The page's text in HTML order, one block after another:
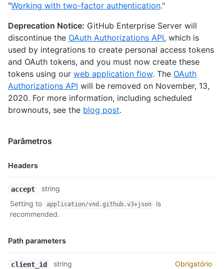
"Working with two-factor authentication."
Deprecation Notice: GitHub Enterprise Server will
discontinue the OAuth Authorizations API, which is
used by integrations to create personal access tokens
and OAuth tokens, and you must now create these
tokens using our web application flow. The OAuth
Authorizations API will be removed on November, 13,
2020. For more information, including scheduled
brownouts, see the blog post.
Parâmetros
Headers
Nome,
Descrição
accept
string
Setting to
application/vnd.github.v3+json
is
recommended.
Path parameters
Nome,
client_id string
Obrigatório